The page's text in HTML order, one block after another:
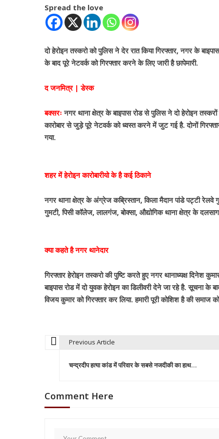
Spread the love
दो हेरोइन तस्करो को पुलिस ने देर रात किया गिरफ्तार, नगर के
के बाद पूरे नेटवर्क को गिरफ्तार करने के लिए जारी है छापेमारी.
द जनमित्र | डेस्क
बक्सरः नगर थाना क्षेत्र के बाइपास रोड से पुलिस ने दो हेरोइन
कारोबार से जुड़े पूरे नेटवर्क को ध्वस्त करने में जुट गई है. दोनों
गया.
शहर में हेरोइन कारोबारीयो के है कई ठिकाने
नगर थाना क्षेत्र के अंग्रेज कब्रिस्तान, किला मैदान पांडे पट्टी रेलवे
गुमटी, पिसी कॉलेज, लालगंज, बोक्सा, औद्योगिक थाना क्षेत्र के
क्या कहते है नगर थानेदार
गिरफ्तार हेरोइन तस्करो की पुष्टि करते हुए नगर थानाध्यक्ष दिनेश
बाइपास रोड में दो युवक हेरोइन का डिलीवरी देने जा रहे है. सूचना के
विजय कुमार को गिरफ्तार कर लिया. हमारी पूरी कोशिश है की समाज
s
Previous Article
चन्द्रदीप हत्या कांड में परिवार के सबसे नजदीकी का हाथ…
Comment Here